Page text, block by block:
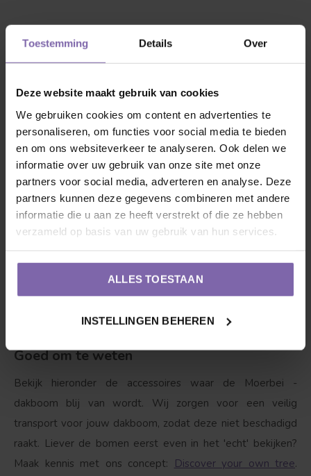
Toestemming Details Over
Deze website maakt gebruik van cookies
We gebruiken cookies om content en advertenties te
personaliseren, om functies voor social media te bieden
en om ons websiteverkeer te analyseren. Ook delen we
informatie over uw gebruik van onze site met onze
partners voor social media, adverteren en analyse. Deze
partners kunnen deze gegevens combineren met andere
informatie die u aan ze heeft verstrekt of die ze hebben
verzameld op basis van uw gebruik van hun services.
ALLES TOESTAAN
INSTELLINGEN BEHEREN
onze vriend. De moerbei - dakboom wil graag 1x per jaar
November en December doet, na het vallen van de
bladeren. Hoe? De uitlopende takken terug knippen tot de
dakvorm. Alles wat er bovenop uitsteek knip je terug tot
de stam en takken.
3. Dorst? Ja, zeker als hij net is geplant is het van belang
dat de Morus alba Fruitless water krijgt, maar wel pas
zodra onze vriend bladeren begint te krijgen. Met 1 tot 2
emmers water per week wordt hij blij, als het boven de 25
graden wordt drinkt hij graag tussen de 3-4 emmers water
per week. Boven 35 graden elke dag minimaal 1 emmer
Goed om te weten
Bekijk hieronder de accessoires waar de Moerbei -
dakboom blij van wordt. Wij zorgen voor een veilig
transport voor jouw dakboom, zodat deze niet beschadigd
raakt. Liever de bomen eerst even in het 'echt' bekijken?
Maak kennis met ons concept: Discover your own tree.